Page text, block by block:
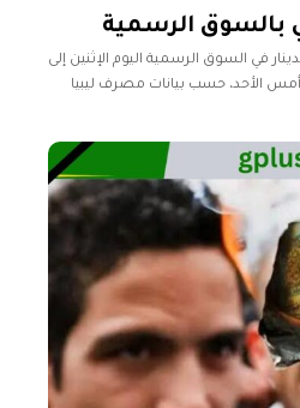
بالسوق الرسمية
في السوق الرسمية اليوم الإثنين إلى
6.37 دينار يوم أمس الأحد، حسب بيانات مصرف ليبيا
سعر صرف